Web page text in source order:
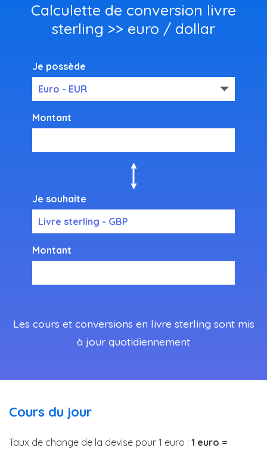
Calculette de conversion livre
sterling >> euro / dollar
Je possède
Euro - EUR
Montant
Je souhaite
Livre sterling - GBP
Montant
Les cours et conversions en livre sterling sont mis
à jour quotidiennement
Cours du jour
Taux de change de la devise pour 1 euro : 1 euro =